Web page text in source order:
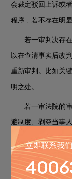
会裁定驳回上诉或
程序，若不存在明
若一审判决存
以在查清事实后改
重新审判。比如关
明之处。
若一审法院的
避制度、剥夺当事
发回原审人民法院
此外，如果被
提出，或者有新的
立即联系我